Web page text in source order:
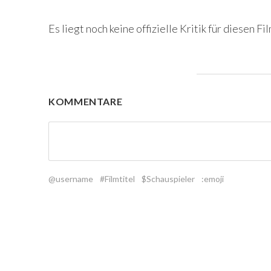
Es liegt noch keine offizielle Kritik für diesen
KOMMENTARE
@username #Filmtitel $Schauspieler :emoji